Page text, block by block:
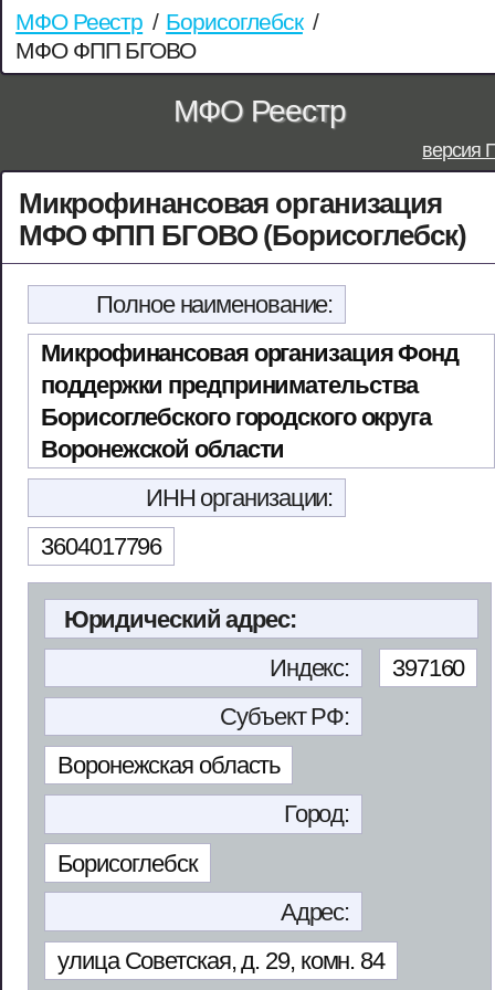
МФО Реестр / Борисоглебск /
МФО ФПП БГОВО
МФО Реестр
версия
Микрофинансовая организация
МФО ФПП БГОВО (Борисоглебск)
Полное наименование:
Микрофинансовая организация Фонд
поддержки предпринимательства
Борисоглебского городского округа
Воронежской области
ИНН организации:
3604017796
Юридический адрес:
Индекс:
397160
Субъект РФ:
Воронежская область
Город:
Борисоглебск
Адрес:
улица Советская, д. 29, комн. 84